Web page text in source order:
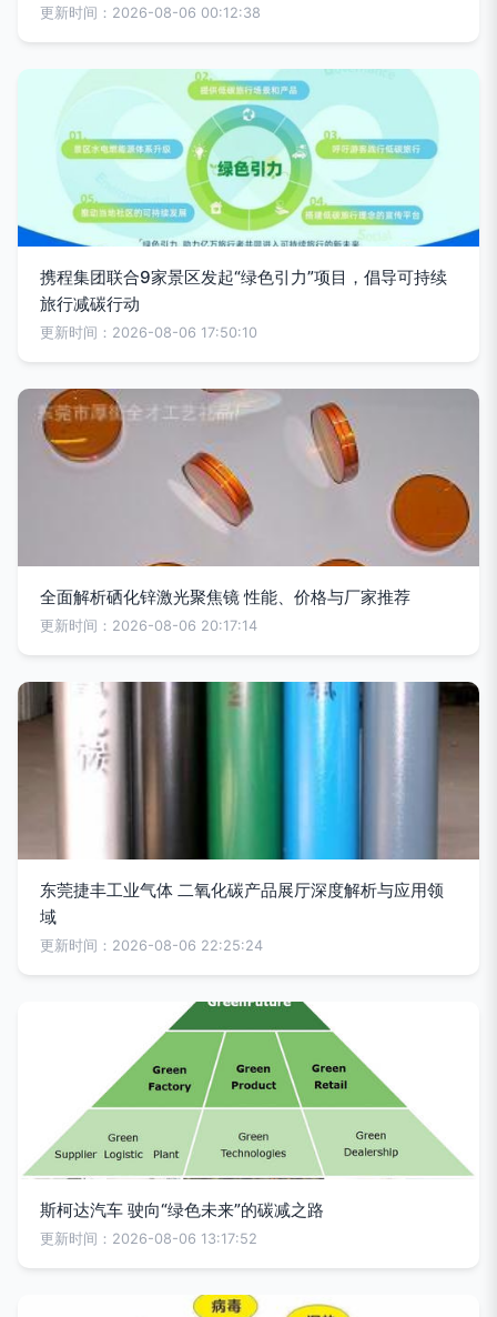
更新时间：2026-08-06 00:12:38
携程集团联合9家景区发起“绿色引力”项目，倡导可持续
旅行减碳行动
更新时间：2026-08-06 17:50:10
全面解析硒化锌激光聚焦镜 性能、价格与厂家推荐
更新时间：2026-08-06 20:17:14
东莞捷丰工业气体 二氧化碳产品展厅深度解析与应用领
域
更新时间：2026-08-06 22:25:24
斯柯达汽车 驶向“绿色未来”的碳减之路
更新时间：2026-08-06 13:17:52